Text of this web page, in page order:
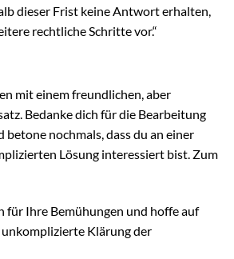
dieser Frist keine Antwort erhalten,
rechtliche Schritte vor.“
mit einem freundlichen, aber
Bedanke dich für die Bearbeitung
betone nochmals, dass du an einer
Lösung interessiert bist. Zum
für Ihre Bemühungen und hoffe auf
Klärung der